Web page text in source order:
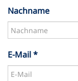
Nachname
E-Mail *